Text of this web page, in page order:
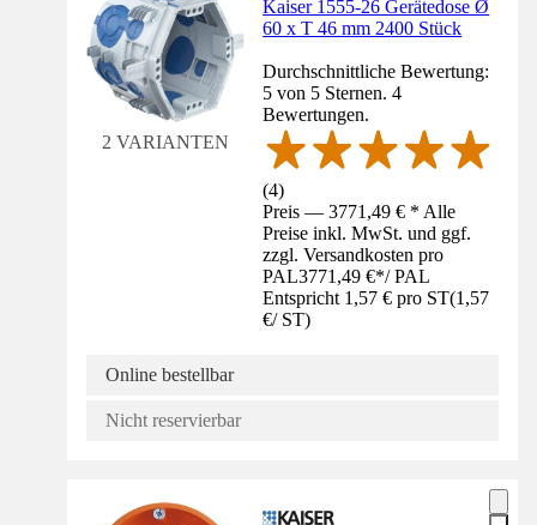
2 VARIANTEN
Kaiser 1555-26 Gerätedose Ø
60 x T 46 mm 2400 Stück
Durchschnittliche Bewertung:
5 von 5 Sternen. 4
Bewertungen.
(4)
Preis — 3771,49 € * Alle
Preise inkl. MwSt. und ggf.
zzgl. Versandkosten pro
PAL3771,49 €*/ PAL
Entspricht 1,57 € pro ST(1,57
€/ ST)
Online bestellbar
Nicht reservierbar